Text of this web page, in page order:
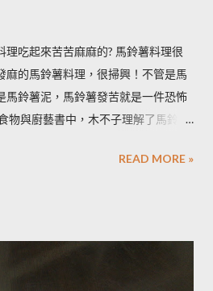
理吃起來苦苦麻麻的? 馬鈴薯料理很
麻的馬鈴薯料理，很掃興！不管是馬
馬鈴薯泥，馬鈴薯發苦就是一件恐怖
物與廚藝書中，木不子理解了馬鈴薯
常嗎？ 正常。馬鈴薯以含有大量茄
，苦味也會變得明顯。由於光線同時
READ MORE »